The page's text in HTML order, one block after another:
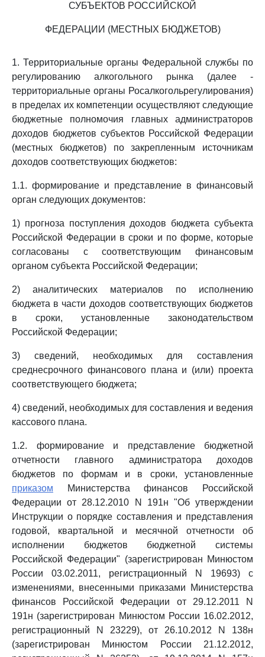
СУБЪЕКТОВ РОССИЙСКОЙ
ФЕДЕРАЦИИ (МЕСТНЫХ БЮДЖЕТОВ)
1. Территориальные органы Федеральной службы по
регулированию алкогольного рынка (далее -
территориальные органы Росалкогольрегулирования)
в пределах их компетенции осуществляют следующие
бюджетные полномочия главных администраторов
доходов бюджетов субъектов Российской Федерации
(местных бюджетов) по закрепленным источникам
доходов соответствующих бюджетов:
1.1. формирование и представление в финансовый
орган следующих документов:
1) прогноза поступления доходов бюджета субъекта
Российской Федерации в сроки и по форме, которые
согласованы с соответствующим финансовым
органом субъекта Российской Федерации;
2) аналитических материалов по исполнению
бюджета в части доходов соответствующих бюджетов
в сроки, установленные законодательством
Российской Федерации;
3) сведений, необходимых для составления
среднесрочного финансового плана и (или) проекта
соответствующего бюджета;
4) сведений, необходимых для составления и ведения
кассового плана.
1.2. формирование и представление бюджетной
отчетности главного администратора доходов
бюджетов по формам и в сроки, установленные
приказом Министерства финансов Российской
Федерации от 28.12.2010 N 191н "Об утверждении
Инструкции о порядке составления и представления
годовой, квартальной и месячной отчетности об
исполнении бюджетов бюджетной системы
Российской Федерации" (зарегистрирован Минюстом
России 03.02.2011, регистрационный N 19693) с
изменениями, внесенными приказами Министерства
финансов Российской Федерации от 29.12.2011 N
191н (зарегистрирован Минюстом России 16.02.2012,
регистрационный N 23229), от 26.10.2012 N 138н
(зарегистрирован Минюстом России 21.12.2012,